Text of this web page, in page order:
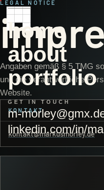
GET IN TOUCH
m-
linkedin.com/in/
home
about
portfolio
LEGAL NOTICE
Angaben gemäß § 5 TMG
und die verantwortliche
Website.
KONTAKT
kontakt@markusmorley.de